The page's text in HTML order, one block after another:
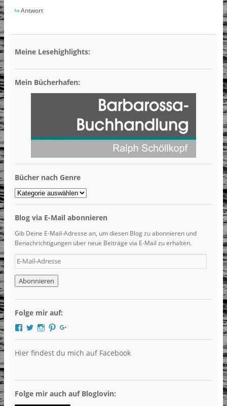
Antwort
Meine Lesehighlights:
Mein Bücherhafen:
Bücher nach Genre
Bücher
nach
Blog via E-Mail abonnieren
Gib Deine E-Mail-Adresse an, um diesen Blog zu abonnieren und
Benachrichtigungen über neue Beiträge via E-Mail zu erhalten.
E-
Mail-
Adresse
Folge mir auf:
Profil
auf
Profil
auf
Profil
auf
Profil
auf Holly
Hier findest du mich auf Facebook
Folge mir auch auf Bloglovin: